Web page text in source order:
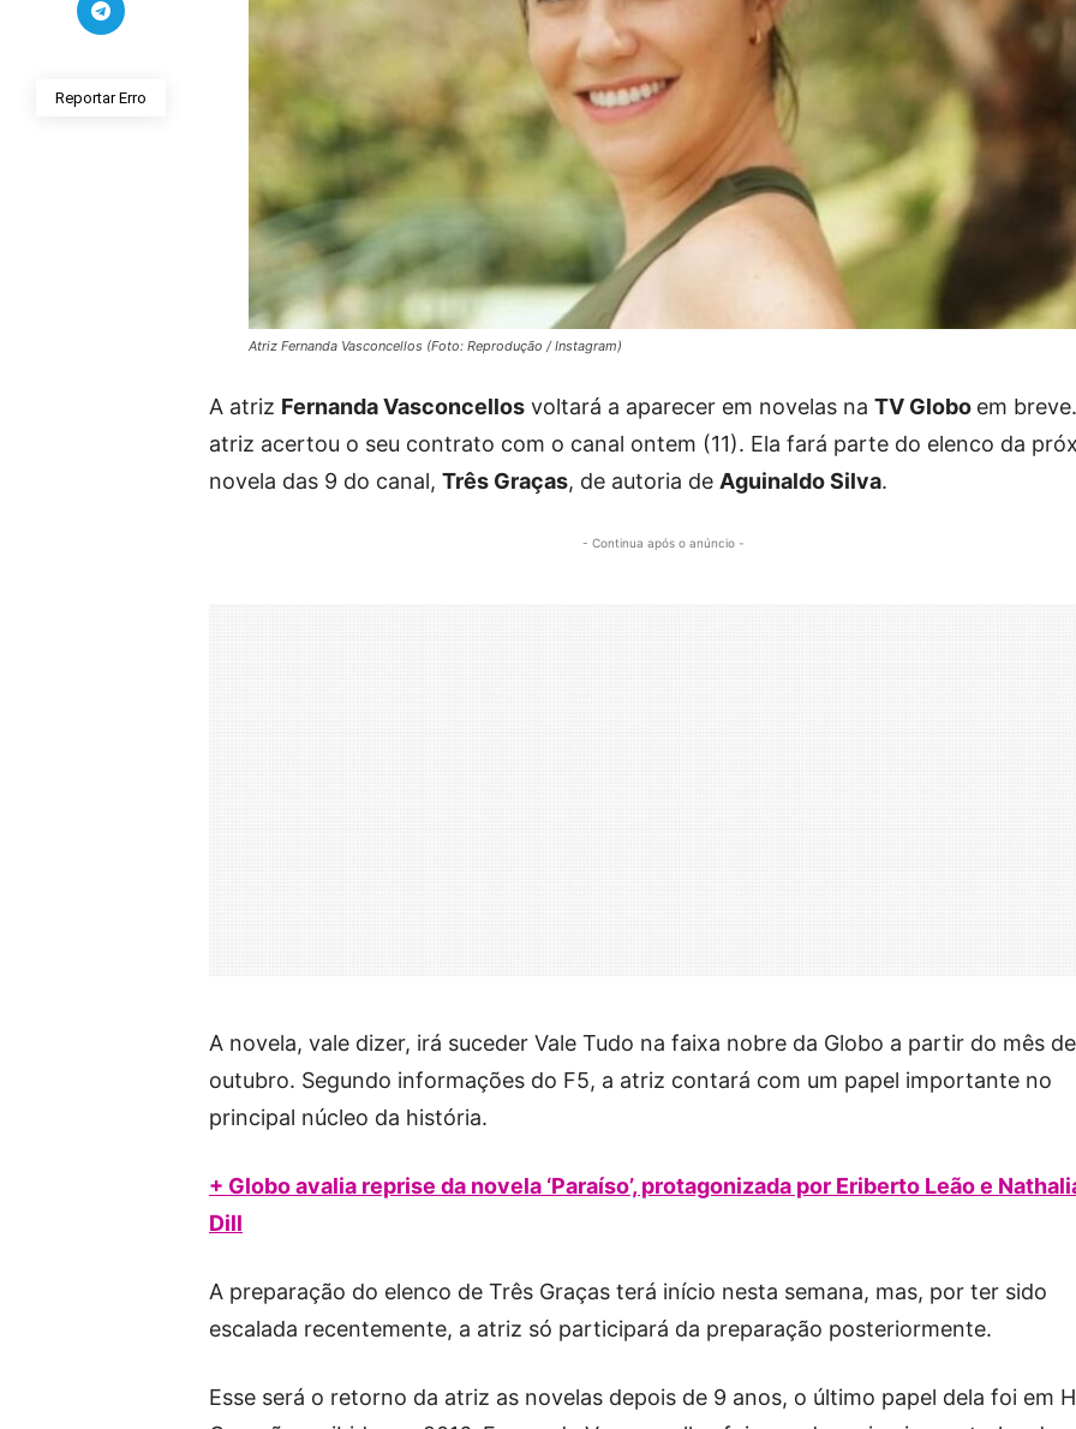
Reportar Erro
Atriz Fernanda Vasconcellos (Foto: Reprodução / Instagram)
A atriz Fernanda Vasconcellos voltará a aparecer em novelas na TV Globo em
atriz acertou o seu contrato com o canal ontem (11). Ela fará parte do elenco da
novela das 9 do canal, Três Graças, de autoria de Aguinaldo Silva.
- Continua após o anúncio -
A novela, vale dizer, irá suceder Vale Tudo na faixa nobre da Globo a partir do mês de
outubro. Segundo informações do F5, a atriz contará com um papel importante no
principal núcleo da história.
+ Globo avalia reprise da novela ‘Paraíso’, protagonizada por Eriberto Leão e
Dill
A preparação do elenco de Três Graças terá início nesta semana, mas, por ter sido
escalada recentemente, a atriz só participará da preparação posteriormente.
Esse será o retorno da atriz as novelas depois de 9 anos, o último papel dela foi em